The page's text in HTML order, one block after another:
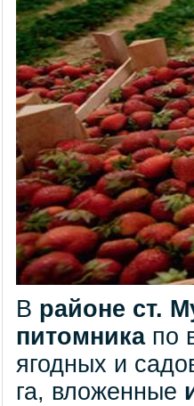
В районе ст.
питомника по
ягодных и
га, вложенные